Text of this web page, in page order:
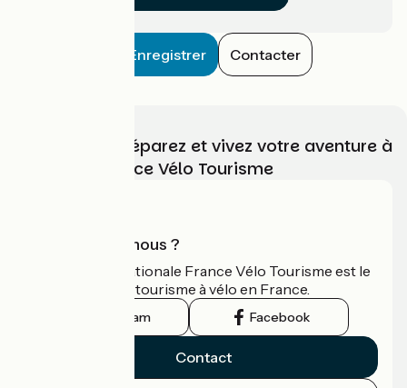
Enregistrer Contacter
Choisissez, préparez et vivez votre aventure à
vélo avec France Vélo Tourisme
Qui sommes-nous ?
L'association nationale France Vélo Tourisme est le
guide officiel du tourisme à vélo en France.
Instagram Facebook
Contact